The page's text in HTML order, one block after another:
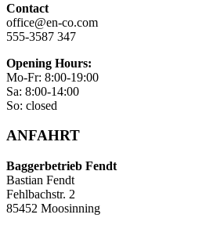
Contact
office@en-co.com
555-3587 347
Opening Hours:
Mo-Fr: 8:00-19:00
Sa: 8:00-14:00
So: closed
ANFAHRT
Baggerbetrieb Fendt
Bastian Fendt
Fehlbachstr. 2
85452 Moosinning